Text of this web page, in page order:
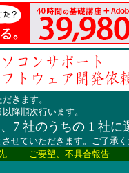
きます。
降順次行います。
7 社のうちの 1 社に
せていただきます。ご了承く
ご要望、不具合報告